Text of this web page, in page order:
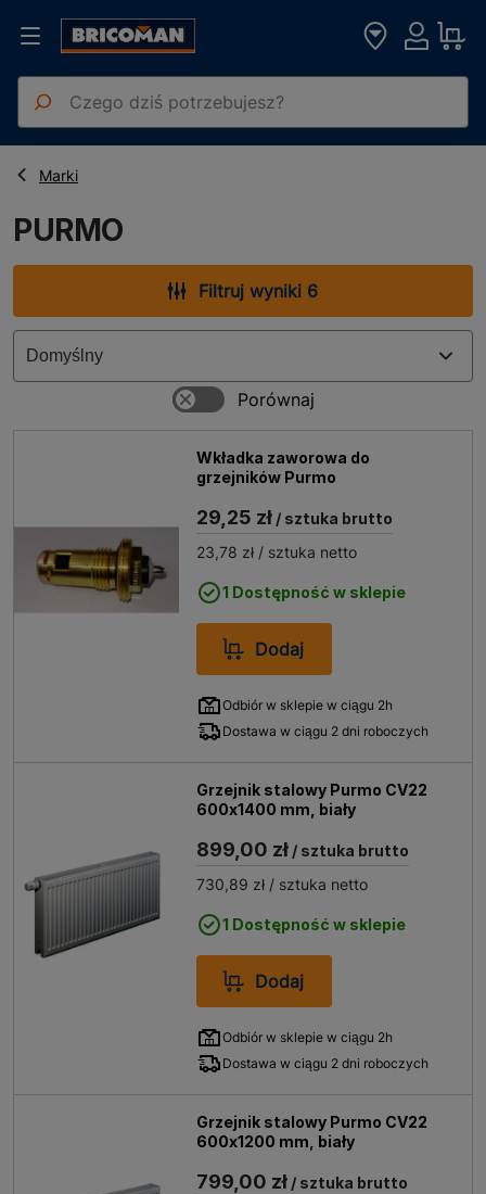
Strona główna
Marki
PURMO
PURMO
Filtruj wyniki 6
Wkładka zaworowa do
grzejników Purmo
29,25 zł / sztuka brutto
23,78 zł / sztuka netto
1 Dostępność w sklepie
Dodaj
Odbiór w sklepie w ciągu 2h
Dostawa w ciągu 2 dni roboczych
Grzejnik stalowy Purmo CV22
600x1400 mm, biały
899,00 zł / sztuka brutto
730,89 zł / sztuka netto
1 Dostępność w sklepie
Dodaj
Odbiór w sklepie w ciągu 2h
Dostawa w ciągu 2 dni roboczych
Grzejnik stalowy Purmo CV22
600x1200 mm, biały
799,00 zł / sztuka brutto